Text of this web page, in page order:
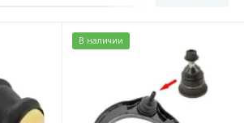
Avalanche Suburban Tahoe
300C, Magnum, Charger 1
Cadillac SRX 3
В наличии